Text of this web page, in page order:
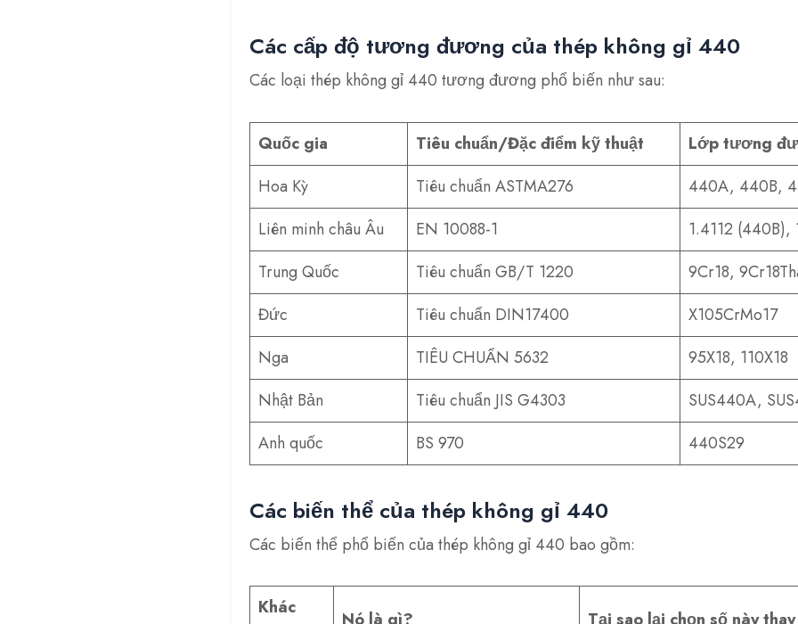
Các cấp độ tương đương của thép không gỉ 440
Các loại thép không gỉ 440 tương đương phổ biến như sau:
Quốc gia Tiêu chuẩn/Đặc điểm kỹ thuật
Lớp tương
Hoa Kỳ
Tiêu chuẩn ASTMA276
440A, 440B,
Liên minh châu Âu
EN 10088-1
1.4112 (440B),
Trung Quốc
Tiêu chuẩn GB/T 1220
9Cr18,
Đức
Tiêu chuẩn DIN17400
X105CrMo17
Nga
TIÊU CHUẨN 5632
95X18, 110X18
Nhật Bản
Tiêu chuẩn JIS G4303
SUS440A,
Anh quốc
BS 970 440S29
Các biến thể của thép không gỉ 440
Các biến thể phổ biến của thép không gỉ 440 bao gồm:
Khác